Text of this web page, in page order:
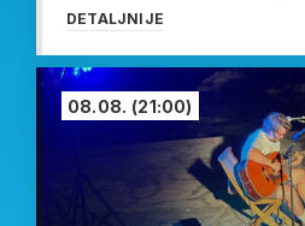
DETALJNIJE
08.08. (21:00)